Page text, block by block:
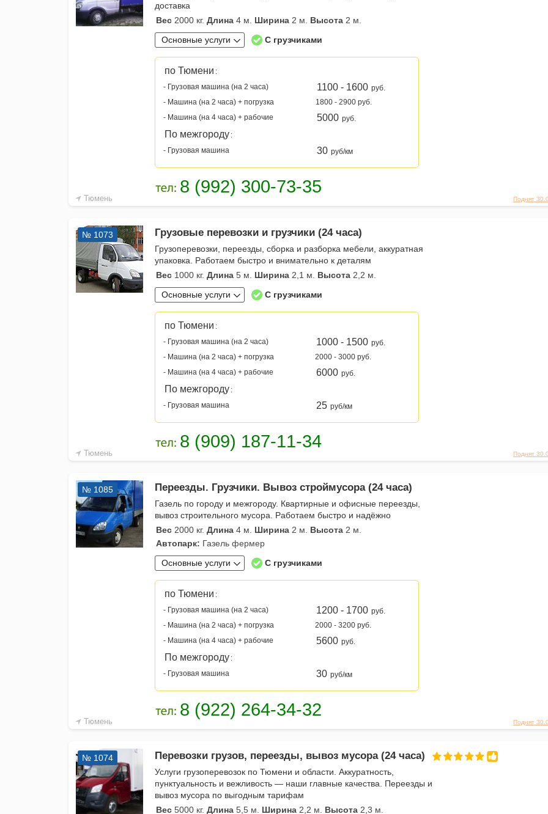
Тюмень Поднят
доставка
Вес 2000 кг. Длина 4 м. Ширина 2 м. Высота 2 м.
Основные услуги
С грузчиками
по Тюмени :
- Грузовая машина (на 2 часа)
1100 - 1600 руб.
- Машина (на 2 часа) + погрузка
1800 - 2900 руб.
- Машина (на 4 часа) + рабочие
5000 руб.
По межгороду :
- Грузовая машина
30 руб/км
Тюмень Поднят
№ 1073 Грузовые перевозки и грузчики (24 часа)
Грузоперевозки, переезды, сборка и разборка мебели, аккуратная
упаковка. Работаем быстро и внимательно к деталям
Вес 1000 кг. Длина 5 м. Ширина 2,1 м. Высота 2,2 м.
Основные услуги
С грузчиками
по Тюмени :
- Грузовая машина (на 2 часа)
1000 - 1500 руб.
- Машина (на 2 часа) + погрузка
2000 - 3000 руб.
- Машина (на 4 часа) + рабочие
6000 руб.
По межгороду :
- Грузовая машина
25 руб/км
Тюмень Поднят
№ 1085 Переезды. Грузчики. Вывоз строймусора (24 часа)
Газель по городу и межгороду. Квартирные и офисные переезды,
вывоз строительного мусора. Работаем быстро и надёжно
Вес 2000 кг. Длина 4 м. Ширина 2 м. Высота 2 м.
Автопарк: Газель фермер
Основные услуги
С грузчиками
по Тюмени :
- Грузовая машина (на 2 часа)
1200 - 1700 руб.
- Машина (на 2 часа) + погрузка
2000 - 3200 руб.
- Машина (на 4 часа) + рабочие
5600 руб.
По межгороду :
- Грузовая машина
30 руб/км
№ 1074 Перевозки грузов, переезды, вывоз мусора (24 часа)
Услуги грузоперевозок по Тюмени и области. Аккуратность,
пунктуальность и вежливость — наши главные качества. Переезды и
вывоз мусора по выгодным тарифам
Вес 5000 кг. Длина 5,5 м. Ширина 2,2 м. Высота 2,3 м.